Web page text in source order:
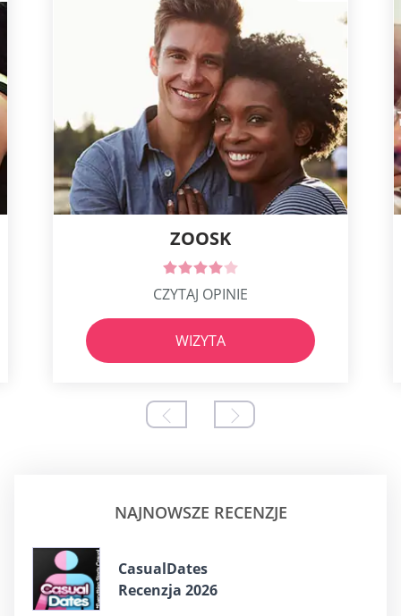
ZOOSK
CZYTAJ OPINIE
WIZYTA
NAJNOWSZE RECENZJE
СasualDates
Recenzja 2026